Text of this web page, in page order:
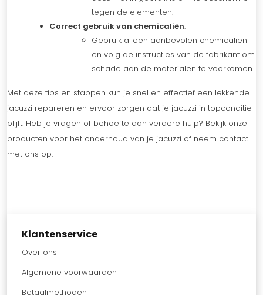
Klantenservice
Over ons
Algemene voorwaarden
Betaalmethoden
tegen de elementen.
Correct gebruik van chemicaliën:
Gebruik alleen aanbevolen chemicaliën
en volg de instructies van de fabrikant om
schade aan de materialen te voorkomen.
Met deze tips en stappen kun je snel en effectief een lekkende
jacuzzi repareren en ervoor zorgen dat je jacuzzi in topconditie
blijft. Heb je vragen of behoefte aan verdere hulp? Bekijk onze
producten voor het onderhoud van je jacuzzi of neem contact
met ons op.